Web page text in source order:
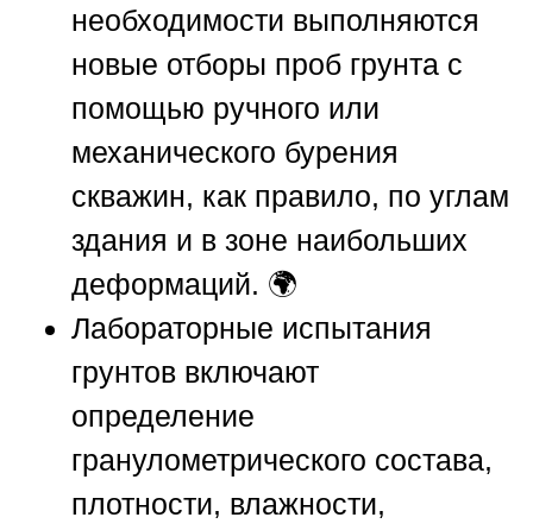
необходимости выполняются
новые отборы проб грунта с
помощью ручного или
механического бурения
скважин, как правило, по углам
здания и в зоне наибольших
деформаций. 🌍
Лабораторные испытания
грунтов включают
определение
гранулометрического состава,
плотности, влажности,